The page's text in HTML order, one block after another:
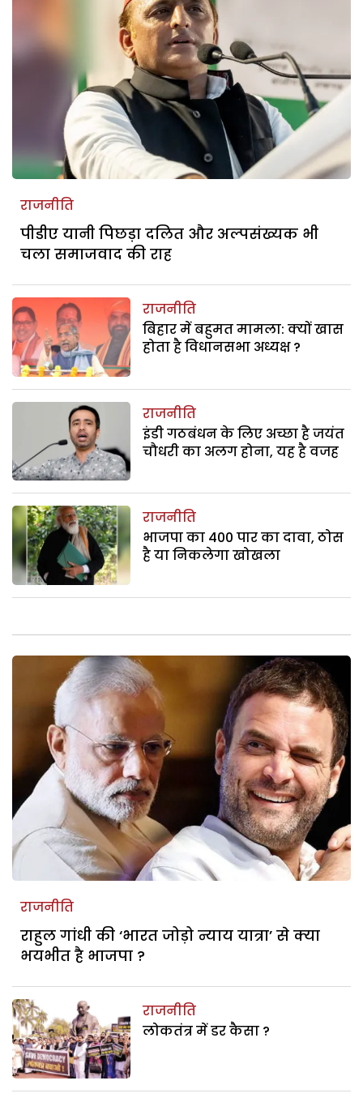
राजनीति
पीडीए यानी पिछड़ा दलित और अल्पसंख्यक भी
चला समाजवाद की राह
राजनीति
बिहार में बहुमत मामला: क्यों खास
होता है विधानसभा अध्यक्ष ?
राजनीति
इंडी गठबंधन के लिए अच्छा है जयंत
चौधरी का अलग होना, यह है वजह
राजनीति
भाजपा का 400 पार का दावा, ठोस
है या निकलेगा खोखला
राजनीति
राहुल गांधी की ‘भारत जोड़ो न्याय यात्रा’ से क्या
भयभीत है भाजपा ?
राजनीति
लोकतंत्र में डर कैसा ?